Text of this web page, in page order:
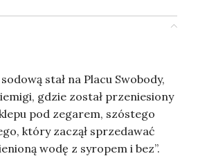
stał na Placu Swobody,
gdzie został przeniesiony
pod zegarem, szóstego
który zaczął sprzedawać
wodę z syropem i bez”.